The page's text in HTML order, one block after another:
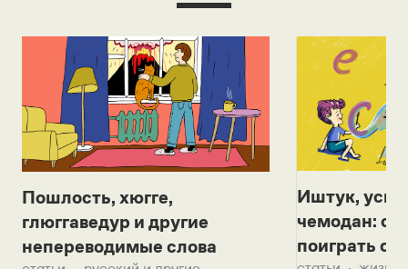
Пошлость, хюгге,
глюггаведур и другие
непереводимые слова
Иштук,
чемодан:
поиграть с